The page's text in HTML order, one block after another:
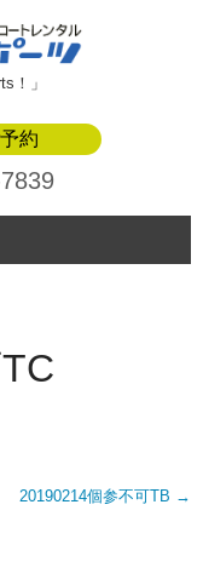
！」
約
20190214個参不可TB →